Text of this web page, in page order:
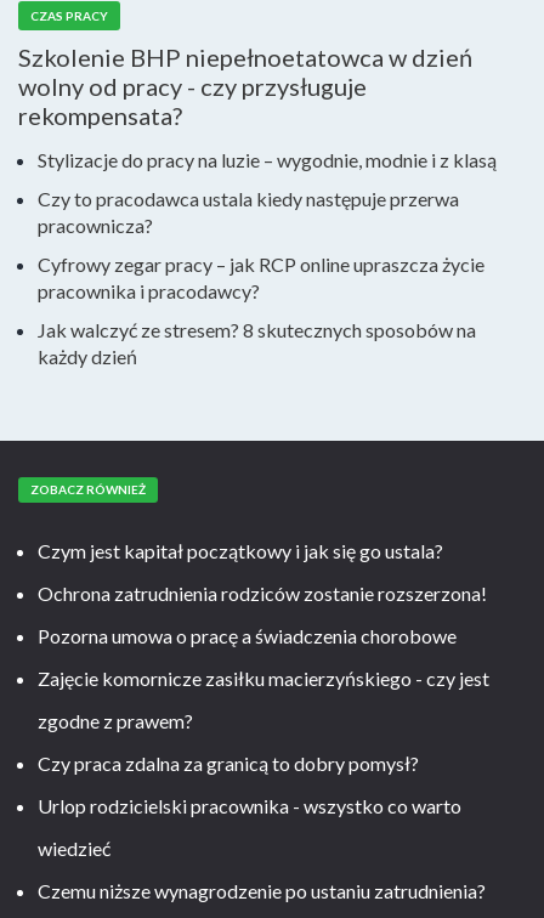
CZAS PRACY
Szkolenie BHP niepełnoetatowca w dzień
wolny od pracy - czy przysługuje
rekompensata?
Stylizacje do pracy na luzie – wygodnie, modnie i z klasą
Czy to pracodawca ustala kiedy następuje przerwa
pracownicza?
Cyfrowy zegar pracy – jak RCP online upraszcza życie
pracownika i pracodawcy?
Jak walczyć ze stresem? 8 skutecznych sposobów na
każdy dzień
ZOBACZ RÓWNIEŻ
Czym jest kapitał początkowy i jak się go ustala?
Ochrona zatrudnienia rodziców zostanie rozszerzona!
Pozorna umowa o pracę a świadczenia chorobowe
Zajęcie komornicze zasiłku macierzyńskiego - czy jest
zgodne z prawem?
Czy praca zdalna za granicą to dobry pomysł?
Urlop rodzicielski pracownika - wszystko co warto
wiedzieć
Czemu niższe wynagrodzenie po ustaniu zatrudnienia?